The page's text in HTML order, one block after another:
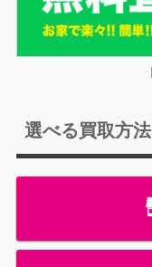
選べる買取方法